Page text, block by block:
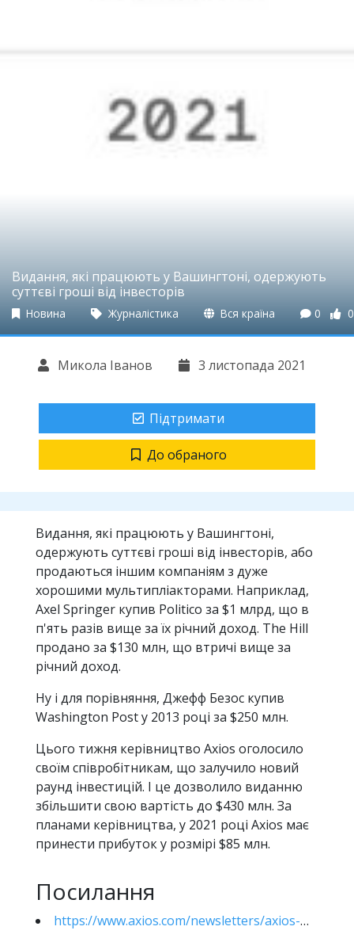
Видання, які працюють у Вашингтоні, одержують
суттєві гроші від інвесторів
Новина Журналістика Вся країна 0 0
Микола Іванов 3 листопада 2021
Підтримати
До обраного
Видання, які працюють у Вашингтоні,
одержують суттєві гроші від інвесторів, або
продаються іншим компаніям з дуже
хорошими мультипліакторами. Наприклад,
Axel Springer купив Politico за $1 млрд, що в
п'ять разів вище за їх річний доход. The Hill
продано за $130 млн, що втричі вище за
річний доход.
Ну і для порівняння, Джефф Безос купив
Washington Post у 2013 році за $250 млн.
Цього тижня керівництво Axios оголосило
своїм співробітникам, що залучило новий
раунд інвестицій. І це дозволило виданню
збільшити свою вартість до $430 млн. За
планами керівництва, у 2021 році Axios має
принести прибуток у розмірі $85 млн.
Посилання
https://www.axios.com/newsletters/axios-media-trends-13b59e0c-d220-4eb1-9abe-e505e3afa0d2.html?chunk=2&utm_term=twsocialshare#story2